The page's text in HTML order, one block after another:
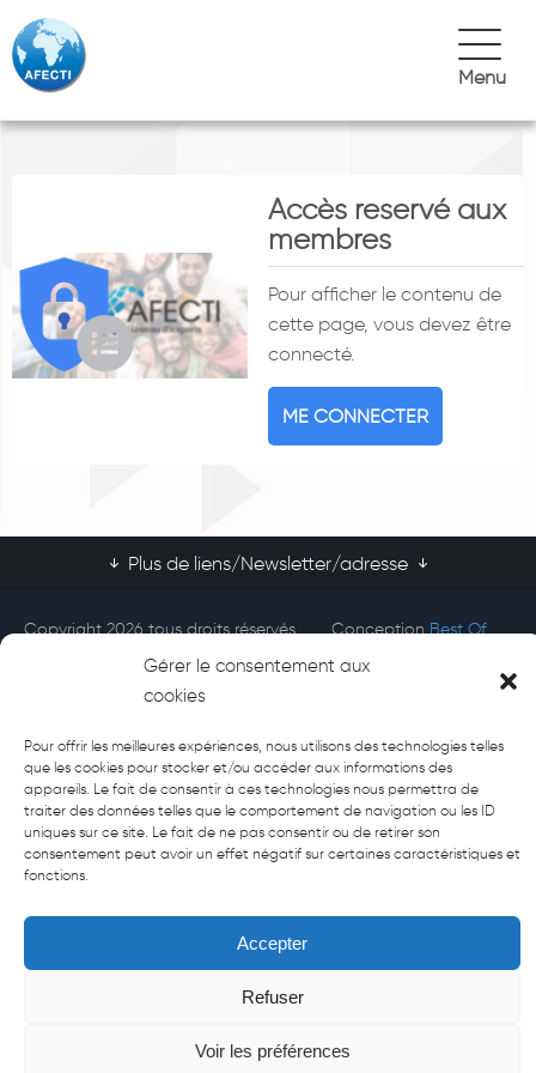
Gérer le consentement aux
cookies
Pour offrir les meilleures expériences, nous utilisons des technologies telles
que les cookies pour stocker et/ou accéder aux informations des
appareils. Le fait de consentir à ces technologies nous permettra de
traiter des données telles que le comportement de navigation ou les ID
uniques sur ce site. Le fait de ne pas consentir ou de retirer son
consentement peut avoir un effet négatif sur certaines caractéristiques et
fonctions.
Accepter
Refuser
Voir les préférences
Menu
Accès reservé aux
membres
Pour afficher le contenu de
cette page, vous devez être
connecté.
ME CONNECTER
Plus de liens/Newsletter/adresse
Copyright 2026 tous droits réservés
ConceptionBest Of
Site